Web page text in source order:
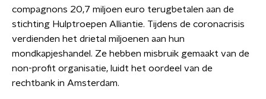
compagnons 20,7 miljoen euro terugbetalen aan de
stichting Hulptroepen Alliantie. Tijdens de coronacrisis
verdienden het drietal miljoenen aan hun
mondkapjeshandel. Ze hebben misbruik gemaakt van de
non-profit organisatie, luidt het oordeel van de
rechtbank in Amsterdam.